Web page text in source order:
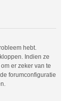
hebt.
Indien ze
er zeker van te
forumconfiguratie